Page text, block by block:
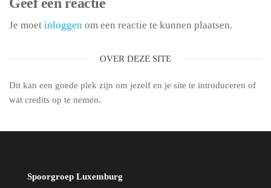
Je moet inloggen om een reactie te kunnen plaatsen.
OVER DEZE SITE
Dit kan een goede plek zijn om jezelf en je site te introduceren of
wat credits op te nemen.
Spoorgroep Luxemburg